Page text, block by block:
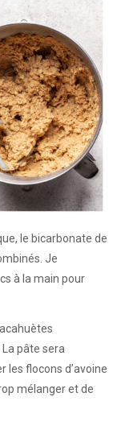
le bicarbonate de
Je
à la main pour
pâte sera
les flocons d’avoine
mélanger et de